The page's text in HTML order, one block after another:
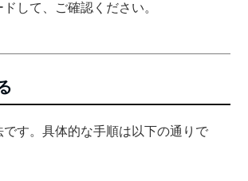
して、ご確認ください。
す。具体的な手順は以下の通りで